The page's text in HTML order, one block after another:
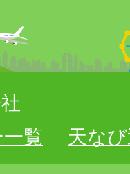
覧
天な